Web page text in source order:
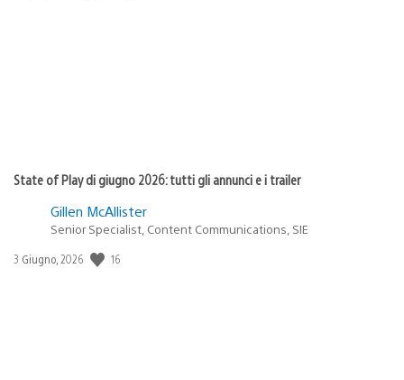
State of Play di giugno 2026: tutti gli annunci e i trailer
Gillen McAllister
Senior Specialist, Content Communications, SIE
Data
3 Giugno, 2026 16